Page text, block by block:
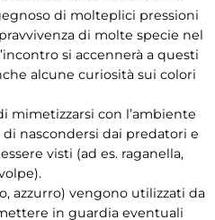
di molteplici pressioni
di molte specie nel
si accennerà a questi
alcune curiosità sui colori
mimetizzarsi con l’ambiente
nascondersi dai predatori e
visti (ad es. raganella,
azzurro) vengono utilizzati da
in guardia eventuali